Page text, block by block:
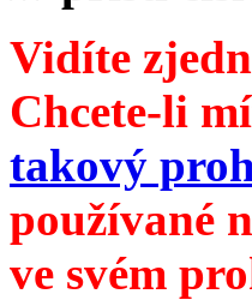
Vidíte
Chcete-li
takový
používané
ve svém